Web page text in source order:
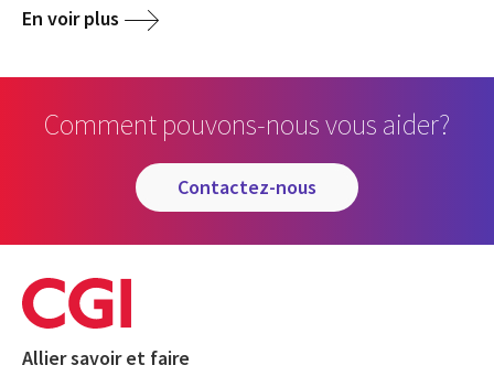
En voir plus
Comment pouvons-nous vous aider?
contactez-nous
Allier savoir et faire